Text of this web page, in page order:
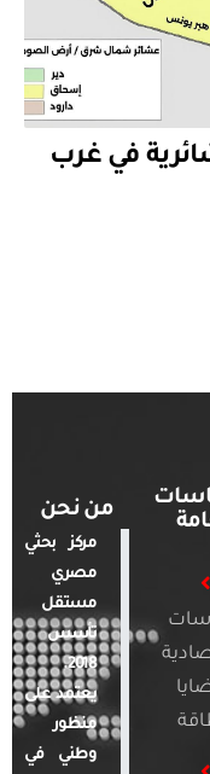
في غرب
من نحن
مركز بحثي
مصري
مستقل
تأسس
2018.
يعتمد على
منظور
وطني في